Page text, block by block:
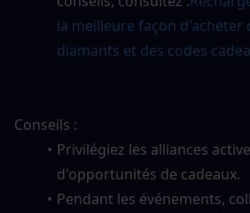
la meilleure façon d'acheter
diamants et des codes
Conseils :
Privilégiez les alliances
d'opportunités de cadeaux.
Pendant les événements,